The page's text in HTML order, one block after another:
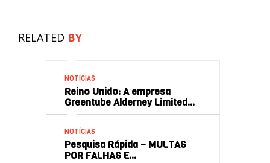
RELATED BY
NOTÍCIAS
Reino Unido: A empresa
Greentube Alderney Limited…
NOTÍCIAS
Pesquisa Rápida – MULTAS
POR FALHAS E…